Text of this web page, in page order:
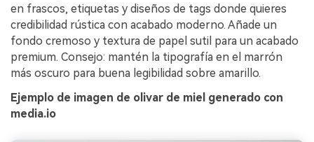
en frascos, etiquetas y diseños de tags donde quieres
credibilidad rústica con acabado moderno. Añade un
fondo cremoso y textura de papel sutil para un acabado
premium. Consejo: mantén la tipografía en el marrón
más oscuro para buena legibilidad sobre amarillo.
Ejemplo de imagen de olivar de miel generado con
media.io